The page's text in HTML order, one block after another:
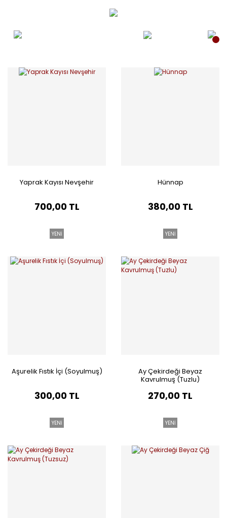
Yaprak Kayısı Nevşehir
700,00 TL
YENİ
Hünnap
380,00 TL
YENİ
Aşurelik Fıstık İçi (Soyulmuş)
300,00 TL
YENİ
Ay Çekirdeği Beyaz
Kavrulmuş (Tuzlu)
270,00 TL
YENİ